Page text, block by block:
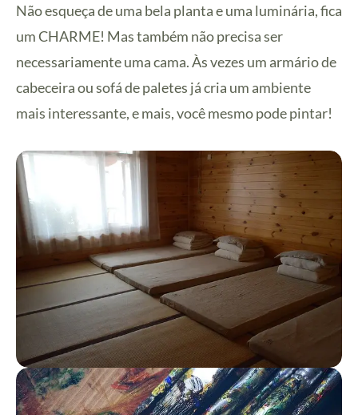
Não esqueça de uma bela planta e uma luminária, fica
um CHARME! Mas também não precisa ser
necessariamente uma cama. Às vezes um armário de
cabeceira ou sofá de paletes já cria um ambiente
mais interessante, e mais, você mesmo pode pintar!